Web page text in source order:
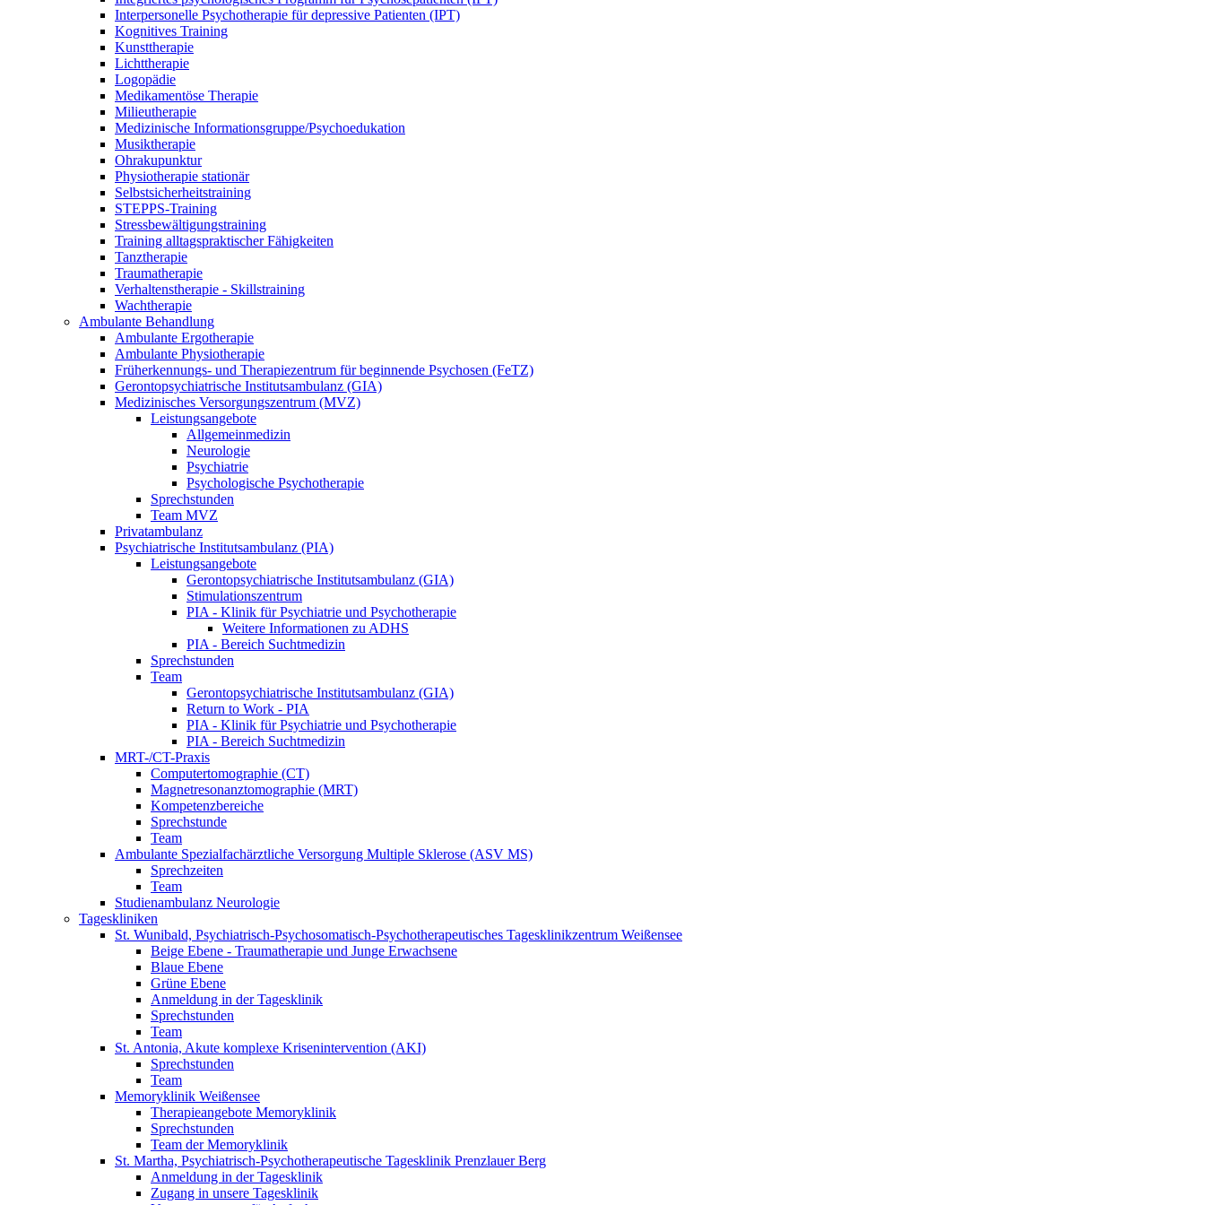
Interpersonelle Psychotherapie für depressive Patienten (IPT)
Kognitives Training
Kunsttherapie
Lichttherapie
Logopädie
Medikamentöse Therapie
Milieutherapie
Medizinische Informationsgruppe/Psychoedukation
Musiktherapie
Ohrakupunktur
Physiotherapie stationär
Selbstsicherheitstraining
STEPPS-Training
Stressbewältigungstraining
Training alltagspraktischer Fähigkeiten
Tanztherapie
Traumatherapie
Verhaltenstherapie - Skillstraining
Wachtherapie
Ambulante Behandlung
Ambulante Ergotherapie
Ambulante Physiotherapie
Früherkennungs- und Therapiezentrum für beginnende Psychosen (FeTZ)
Gerontopsychiatrische Institutsambulanz (GIA)
Medizinisches Versorgungszentrum (MVZ)
Leistungsangebote
Allgemeinmedizin
Neurologie
Psychiatrie
Psychologische Psychotherapie
Sprechstunden
Team MVZ
Privatambulanz
Psychiatrische Institutsambulanz (PIA)
Leistungsangebote
Gerontopsychiatrische Institutsambulanz (GIA)
Stimulationszentrum
PIA - Klinik für Psychiatrie und Psychotherapie
Weitere Informationen zu ADHS
PIA - Bereich Suchtmedizin
Sprechstunden
Team
Gerontopsychiatrische Institutsambulanz (GIA)
Return to Work - PIA
PIA - Klinik für Psychiatrie und Psychotherapie
PIA - Bereich Suchtmedizin
MRT-/CT-Praxis
Computertomographie (CT)
Magnetresonanztomographie (MRT)
Kompetenzbereiche
Sprechstunde
Team
Ambulante Spezialfachärztliche Versorgung Multiple Sklerose (ASV MS)
Sprechzeiten
Team
Studienambulanz Neurologie
Tageskliniken
St. Wunibald, Psychiatrisch-Psychosomatisch-Psychotherapeutisches Tagesklinikzentrum Weißensee
Beige Ebene - Traumatherapie und Junge Erwachsene
Blaue Ebene
Grüne Ebene
Anmeldung in der Tagesklinik
Sprechstunden
Team
St. Antonia, Akute komplexe Krisenintervention (AKI)
Sprechstunden
Team
Memoryklinik Weißensee
Therapieangebote Memoryklinik
Sprechstunden
Team der Memoryklinik
St. Martha, Psychiatrisch-Psychotherapeutische Tagesklinik Prenzlauer Berg
Anmeldung in der Tagesklinik
Zugang in unsere Tagesklinik